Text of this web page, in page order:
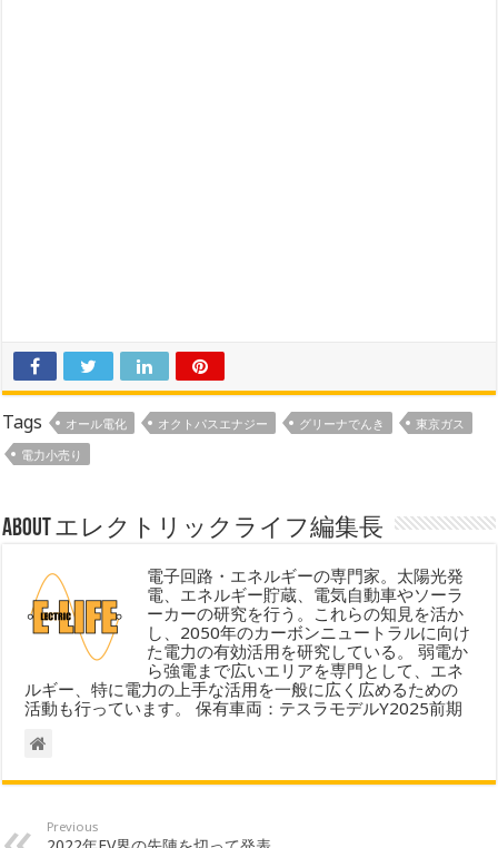
Tags オール電化 オクトパスエナジー グリーナでんき
東京ガス
電力小売り
About エレクトリックライフ編集長
電子回路・エネルギーの専門家。太陽光発
電、エネルギー貯蔵、電気自動車やソーラ
ーカーの研究を行う。これらの知見を活か
し、2050年のカーボンニュートラルに向け
た電力の有効活用を研究している。 弱電か
ら強電まで広いエリアを専門として、エネ
ルギー、特に電力の上手な活用を一般に広く広めるための
活動も行っています。 保有車両：テスラモデルY2025前期
Previous